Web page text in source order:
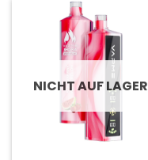
NICHT AUF LAGER